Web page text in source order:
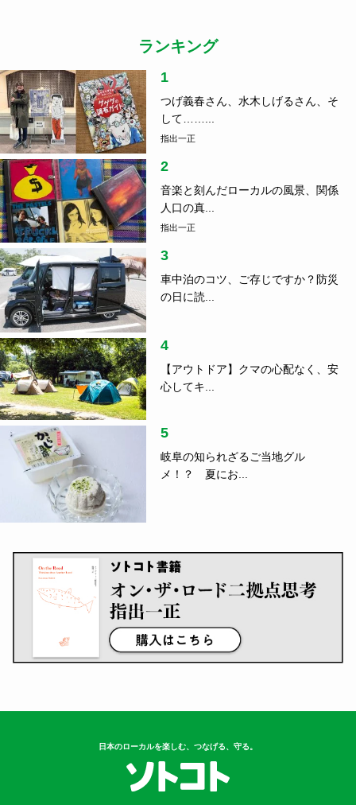
ランキング
1
つげ義春さん、水木しげるさん、そ
して……...
指出一正
2
音楽と刻んだローカルの風景、関係
人口の真...
指出一正
3
車中泊のコツ、ご存じですか？防災
の日に読...
4
【アウトドア】クマの心配なく、安
心してキ...
5
岐阜の知られざるご当地グル
メ！？ 夏にお...
日本のローカルを楽しむ、つなげる、守る。